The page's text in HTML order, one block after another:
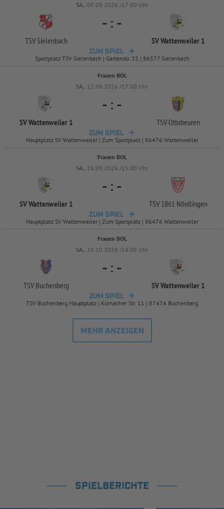
SA.. 05.09.2026 /17:00 Uhr
TSV Sielenbach
- : -
SV Wattenweiler 1
ZUM SPIEL
Sportplatz TSV Sielenbach | Gartenstr. 22 | 86577 Sielenbach
Frauen BOL
SA.. 12.09.2026 /17:00 Uhr
SV Wattenweiler 1
- : -
TSV Ottobeuren
ZUM SPIEL
Hauptplatz SV Wattenweiler | Zum Sportplatz | 86476 Wattenweiler
Frauen BOL
SA.. 26.09.2026 /15:00 Uhr
SV Wattenweiler 1
- : -
TSV 1861 Nördlingen
ZUM SPIEL
Hauptplatz SV Wattenweiler | Zum Sportplatz | 86476 Wattenweiler
Frauen BOL
SA.. 10.10.2026 /16:00 Uhr
TSV Buchenberg
- : -
SV Wattenweiler 1
ZUM SPIEL
TSV Buchenberg Hauptplatz | Kürnacher Str. 11 | 87474 Buchenberg
MEHR ANZEIGEN
SPIELBERICHTE